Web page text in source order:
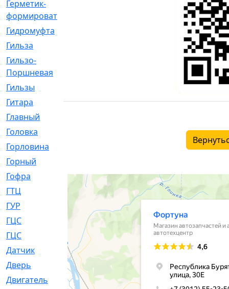
Герметик-
формирователь
Гидромуфта
Гильза
Гильзо-
Поршневая
Гильзы
Гитара
[7]
Главный
Головка
Горловина
Горный
Гофра
[86]
ГТЦ
[96]
ГУР
ГЦC
[6]
ГЦС
[74]
Датчик
[969]
Дверь
[249]
Двигатель
[64]